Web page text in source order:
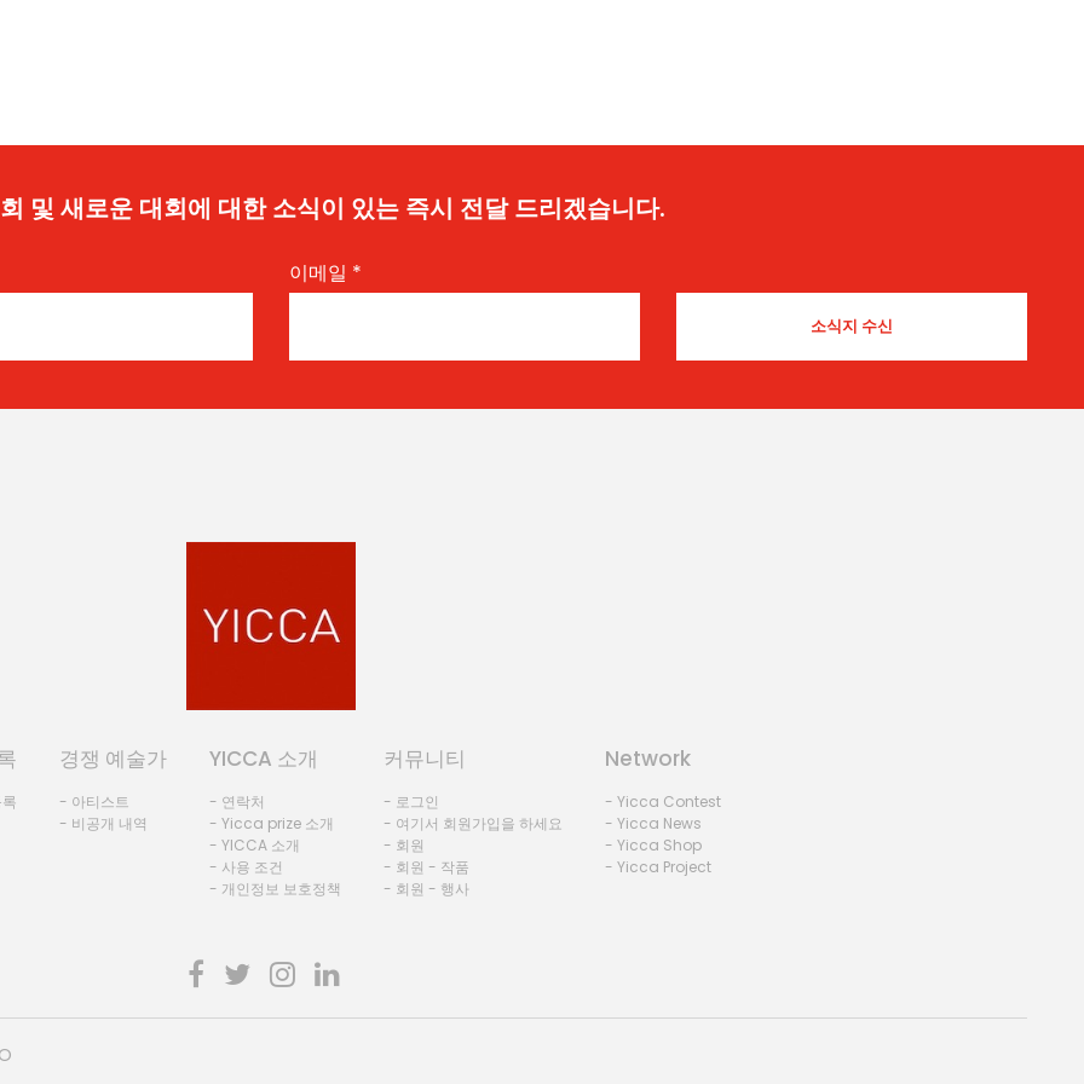
및 새로운 대회에 대한 소식이 있는 즉시 전달 드리겠습니다.
이메일 *
경쟁 예술가
- 아티스트
- 비공개 내역
YICCA 소개
- 연락처
- Yicca prize 소개
- YICCA 소개
- 사용 조건
- 개인정보 보호정책
커뮤니티
- 로그인
- 여기서 회원가입을 하세요
- 회원
- 회원 - 작품
- 회원 - 행사
Network
- Yicca Contest
- Yicca News
- Yicca Shop
- Yicca Project